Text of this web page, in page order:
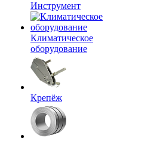
Инструмент
Климатическое
оборудование
Крепёж